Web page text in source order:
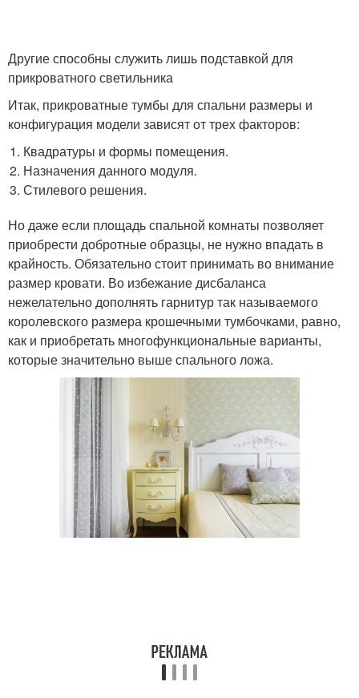
Другие способны служить лишь подставкой для
прикроватного светильника
Итак, прикроватные тумбы для спальни размеры и
конфигурация модели зависят от трех факторов:
Квадратуры и формы помещения.
Назначения данного модуля.
Стилевого решения.
Но даже если площадь спальной комнаты позволяет
приобрести добротные образцы, не нужно впадать в
крайность. Обязательно стоит принимать во внимание
размер кровати. Во избежание дисбаланса
нежелательно дополнять гарнитур так называемого
королевского размера крошечными тумбочками, равно,
как и приобретать многофункциональные варианты,
которые значительно выше спального ложа.